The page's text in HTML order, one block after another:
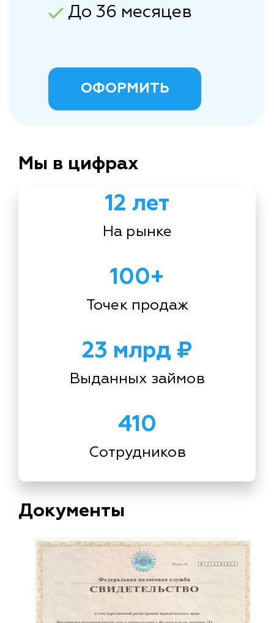
До 36 месяцев
ОФОРМИТЬ
Мы в цифрах
12 лет
На рынке
100+
Точек продаж
23 млрд ₽
Выданных займов
410
Сотрудников
Документы